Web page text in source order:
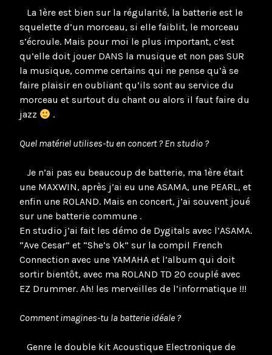
La 1ère est bien sur la régularité, la batterie est le
squelette d’un morceau, si elle faiblit, le morceau
s’écroule. Mais pour moi le plus important, c’est
qu’elle doit jouer DANS la musique et non pas SUR
la musique, comme certains qui ne pense qu’à se
faire plaisir en oubliant qu’ils sont au service du
morceau et surtout du chant ou alors il faut faire du
jazz
.
Quel matériel utilises-tu en concert ? En studio ?
Je n’ai pas eu beaucoup de batterie, ma 1ère était
une MAXWIN, après j’ai eu une ASAMA, une PEARL, et
enfin une ROLAND. Mais en concert, j’ai souvent joué
sur une batterie commune .
En studio j’ai fait les démo de Dygitals avec l’ASAMA.
“Ave Cesar” et “She’s Ok” sur la compil French
Connection avec une YAMAHA et l’album qui doit
sortir bientôt, avec ma ROLAND TD 20 couplé avec
EZ Drummer. Ah! les merveilles de l’informatique !!!
Comment imagines-tu la batterie idéale ?
Genre le double kit Acoustique Electronique de